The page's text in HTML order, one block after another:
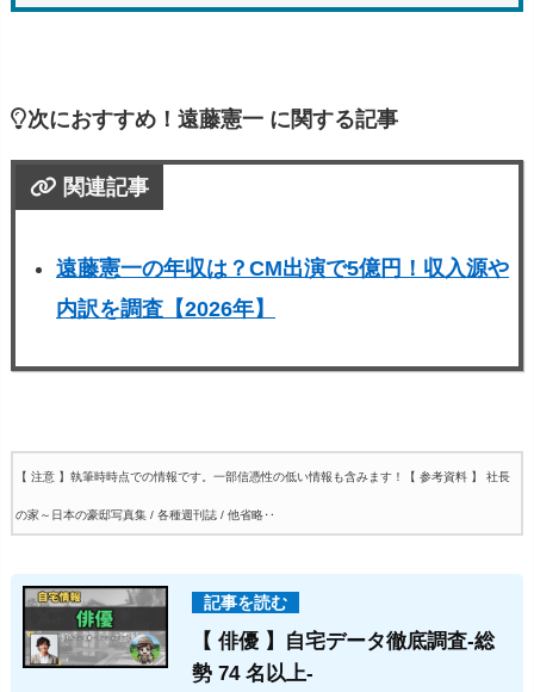
次におすすめ！遠藤憲一 に関する記事
関連記事
遠藤憲一の年収は？CM出演で5億円！収入源や
内訳を調査【2026年】
【 注意 】執筆時時点での情報です。一部信憑性の低い情報も含みます！ 【 参考資料 】 社長
の家～日本の豪邸写真集 / 各種週刊誌 / 他省略‥
【 俳優 】自宅データ徹底調査-総
勢 74 名以上-